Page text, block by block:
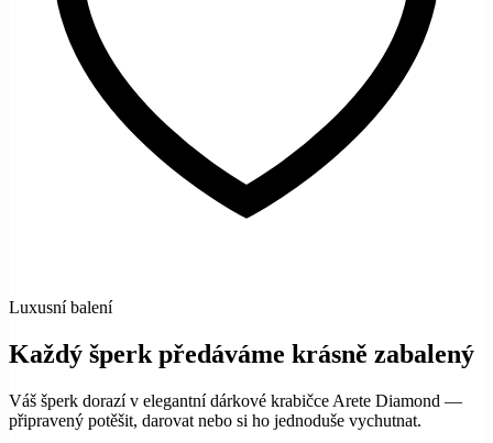
Luxusní balení
Každý šperk předáváme krásně zabalený
Váš šperk dorazí v elegantní dárkové krabičce Arete Diamond —
připravený potěšit, darovat nebo si ho jednoduše vychutnat.